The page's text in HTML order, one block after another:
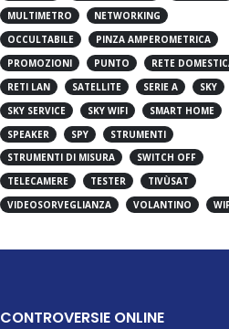
MULTIMETRO
NETWORKING
OCCULTABILE
PINZA AMPEROMETRICA
PROMOZIONI
PUNTO
RETE
RETI LAN
SATELLITE SERIE A
SKY
SKY SERVICE
SKY WIFI
SMART HOME
SPEAKER
SPY
STRUMENTI
STRUMENTI DI MISURA
SWITCH OFF
TELECAMERE
TESTER
TIVÙSAT
VIDEOSORVEGLIANZA
VOLANTINO
CONTROVERSIE ONLINE